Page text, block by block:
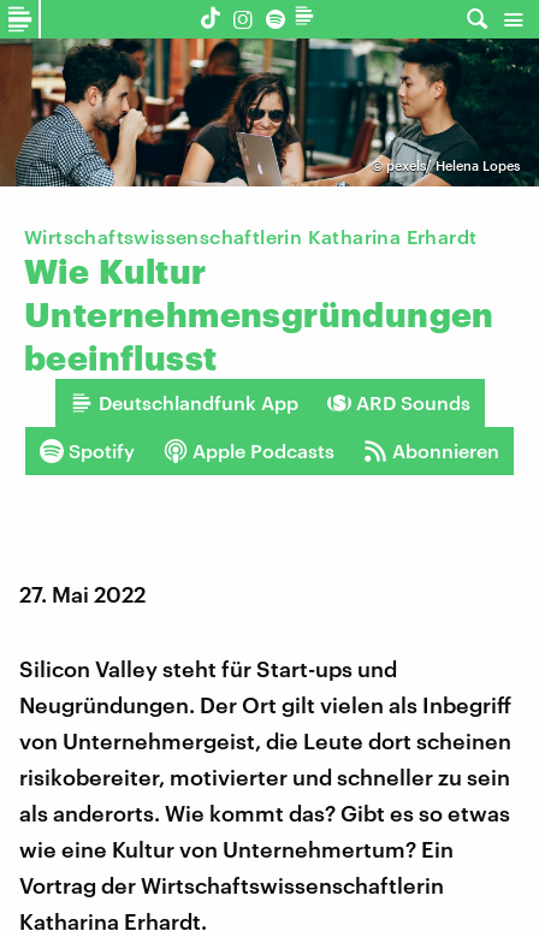
©pexels/ Helena Lopes
Wirtschaftswissenschaftlerin Katharina Erhardt
Wie Kultur
Unternehmensgründungen
beeinflusst
Deutschlandfunk App ARD Sounds
Spotify Apple Podcasts Abonnieren
27. Mai 2022
Silicon Valley steht für Start-ups und
Neugründungen. Der Ort gilt vielen als Inbegriff
von Unternehmergeist, die Leute dort scheinen
risikobereiter, motivierter und schneller zu sein
als anderorts. Wie kommt das? Gibt es so etwas
wie eine Kultur von Unternehmertum? Ein
Vortrag der Wirtschaftswissenschaftlerin
Katharina Erhardt.